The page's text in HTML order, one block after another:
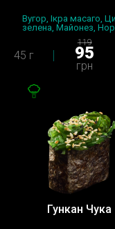
Вугор, Ікра масаго,
зелена, Майонез,
за...
45 г
119
95
грн
Гункан Чука